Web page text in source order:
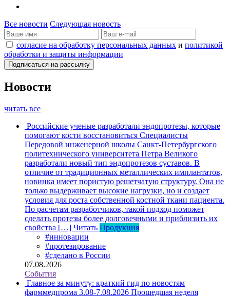
Все новости Следующая новость
согласие на обработку персональных данных и политикой
обработки и защиты информации
Новости
читать все
Российские ученые разработали эндопротезы, которые
помогают кости восстановиться Специалисты
Передовой инженерной школы Санкт-Петербургского
политехнического университета Петра Великого
разработали новый тип эндопротезов суставов. В
отличие от традиционных металлических имплантатов,
новинка имеет пористую решетчатую структуру. Она не
только выдерживает высокие нагрузки, но и создает
условия для роста собственной костной ткани пациента.
По расчетам разработчиков, такой подход поможет
сделать протезы более долговечными и приблизить их
свойства […] Читать Продукция
#инновации
#протезирование
#сделано в России
07.08.2026
События
Главное за минуту: краткий гид по новостям
фарммедпрома 3.08-7.08.2026 Прошедшая неделя